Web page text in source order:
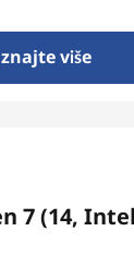
više
7 (14,